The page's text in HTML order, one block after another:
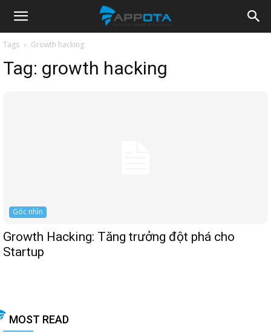
Appota
News
Tags Growth hacking
Tag: growth hacking
Góc nhìn
Growth Hacking: Tăng trưởng đột phá cho
Startup
MOST READ